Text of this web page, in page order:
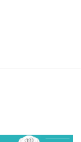
torna la festa
della